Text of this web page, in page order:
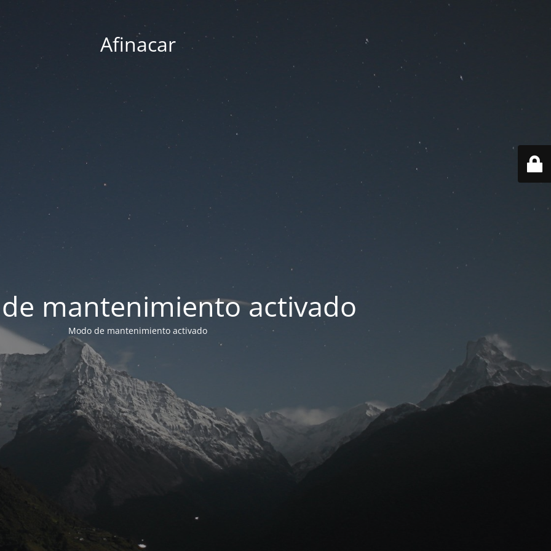
Afinacar
mantenimiento activado
Modo de mantenimiento activado